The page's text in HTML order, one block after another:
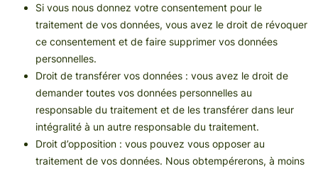
Si vous nous donnez votre consentement pour le
traitement de vos données, vous avez le droit de révoquer
ce consentement et de faire supprimer vos données
personnelles.
Droit de transférer vos données : vous avez le droit de
demander toutes vos données personnelles au
responsable du traitement et de les transférer dans leur
intégralité à un autre responsable du traitement.
Droit d’opposition : vous pouvez vous opposer au
traitement de vos données. Nous obtempérerons, à moins